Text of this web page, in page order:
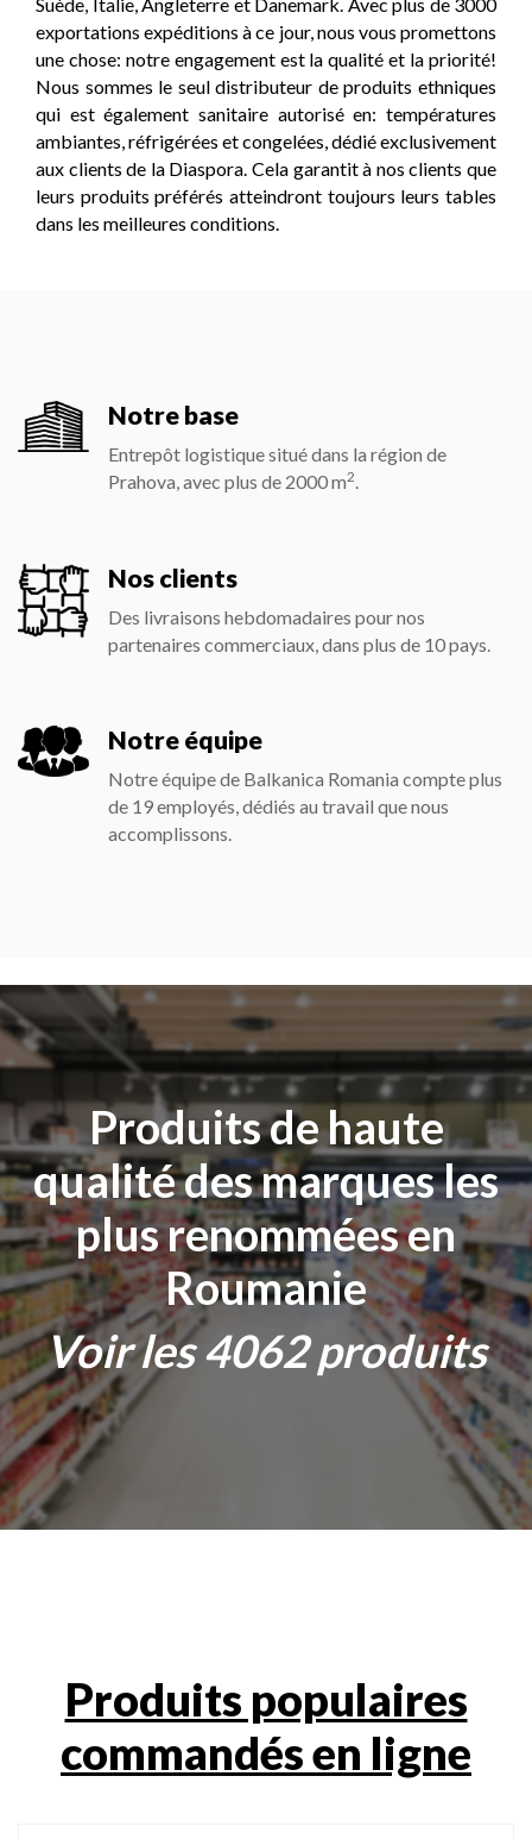
Suède, Italie, Angleterre et Danemark. Avec plus de 3000
exportations expéditions à ce jour, nous vous promettons
une chose: notre engagement est la qualité et la priorité!
Nous sommes le seul distributeur de produits ethniques
qui est également sanitaire autorisé en: températures
ambiantes, réfrigérées et congelées, dédié exclusivement
aux clients de la Diaspora. Cela garantit à nos clients que
leurs produits préférés atteindront toujours leurs tables
dans les meilleures conditions.
Notre base
Entrepôt logistique situé dans la région de
Prahova, avec plus de 2000m2.
Nos clients
Des livraisons hebdomadaires pour nos
partenaires commerciaux, dans plus de 10pays.
Notre équipe
Notre équipe de Balkanica Romania compte plus
de 20employés, dédiés au travail que nous
accomplissons.
Produits de haute
qualité des marques les
plus renommées en
Roumanie
Voir les4200produits
Produits populaires
commandés en ligne